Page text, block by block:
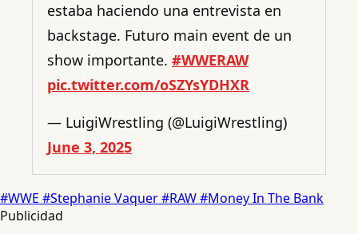
estaba haciendo una entrevista en
backstage. Futuro main event de un
show importante. #WWERAW
pic.twitter.com/oSZYsYDHXR
— LuigiWrestling (@LuigiWrestling)
June 3, 2025
#WWE #Stephanie Vaquer#RAW#Money In The Bank
Publicidad